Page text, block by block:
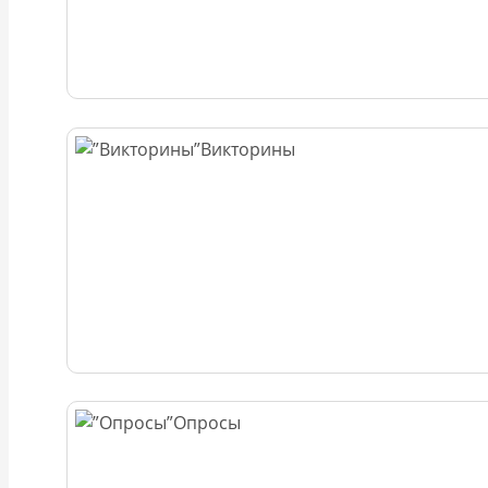
Викторины
Опросы